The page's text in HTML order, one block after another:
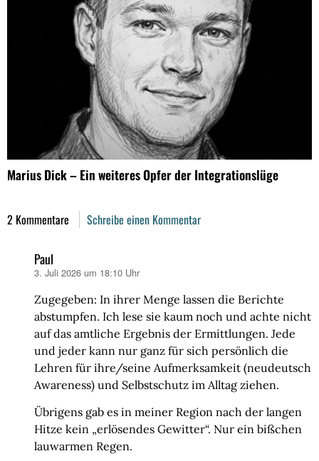
Marius Dick – Ein weiteres Opfer der Integrationslüge
2 Kommentare Schreibe einen Kommentar
Paul
sagt:
3. Juli 2026 um 18:10 Uhr
Zugegeben: In ihrer Menge lassen die Berichte
abstumpfen. Ich lese sie kaum noch und achte nicht
auf das amtliche Ergebnis der Ermittlungen. Jede
und jeder kann nur ganz für sich persönlich die
Lehren für ihre/seine Aufmerksamkeit (neudeutsch
Awareness) und Selbstschutz im Alltag ziehen.
Übrigens gab es in meiner Region nach der langen
Hitze kein „erlösendes Gewitter“. Nur ein bißchen
lauwarmen Regen.